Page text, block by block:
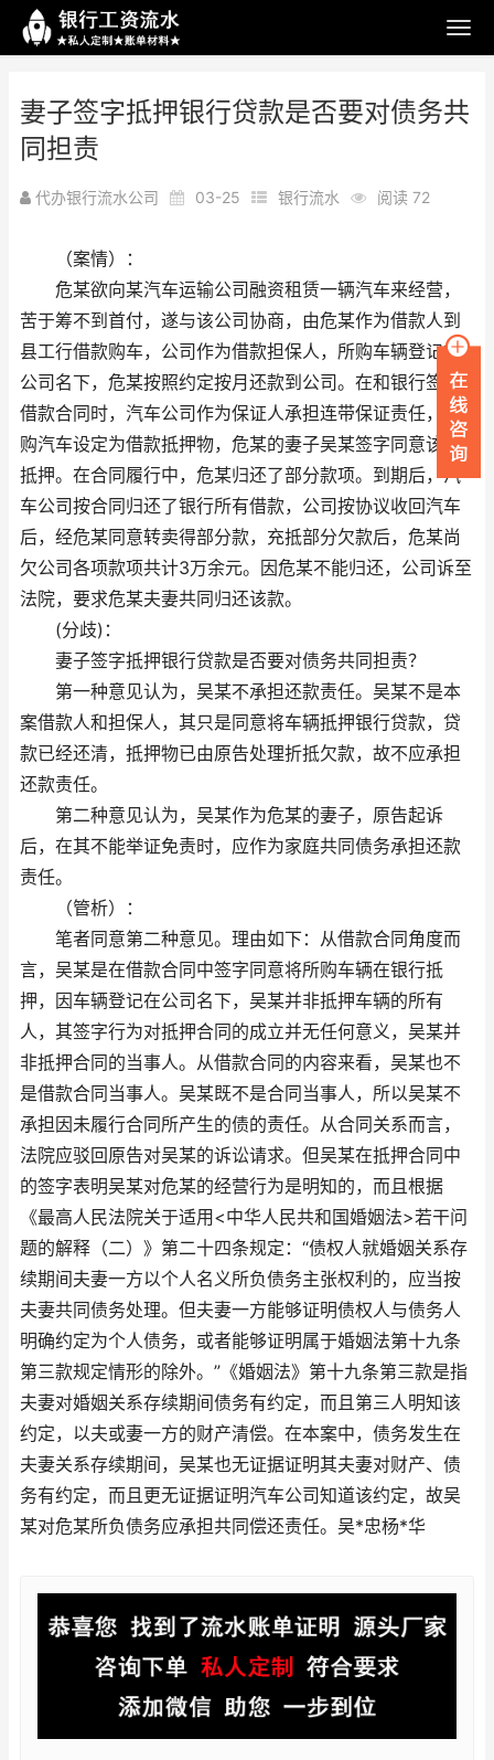
妻子签字抵押银行贷款是否要对债务共
同担责
代办银行流水公司 03-25 银行流水 阅读 72
（案情）：
危某欲向某汽车运输公司融资租赁一辆汽车来经营，
苦于筹不到首付，遂与该公司协商，由危某作为借款人到
县工行借款购车，公司作为借款担保人，所购车辆登记在
公司名下，危某按照约定按月还款到公司。在和银行签订
借款合同时，汽车公司作为保证人承担连带保证责任，所
购汽车设定为借款抵押物，危某的妻子吴某签字同意该车
抵押。在合同履行中，危某归还了部分款项。到期后，汽
车公司按合同归还了银行所有借款，公司按协议收回汽车
后，经危某同意转卖得部分款，充抵部分欠款后，危某尚
欠公司各项款项共计3万余元。因危某不能归还，公司诉至
法院，要求危某夫妻共同归还该款。
(分歧)：
妻子签字抵押银行贷款是否要对债务共同担责？
第一种意见认为，吴某不承担还款责任。吴某不是本
案借款人和担保人，其只是同意将车辆抵押银行贷款，贷
款已经还清，抵押物已由原告处理折抵欠款，故不应承担
还款责任。
第二种意见认为，吴某作为危某的妻子，原告起诉
后，在其不能举证免责时，应作为家庭共同债务承担还款
责任。
（管析）：
笔者同意第二种意见。理由如下：从借款合同角度而
言，吴某是在借款合同中签字同意将所购车辆在银行抵
押，因车辆登记在公司名下，吴某并非抵押车辆的所有
人，其签字行为对抵押合同的成立并无任何意义，吴某并
非抵押合同的当事人。从借款合同的内容来看，吴某也不
是借款合同当事人。吴某既不是合同当事人，所以吴某不
承担因未履行合同所产生的债的责任。从合同关系而言，
法院应驳回原告对吴某的诉讼请求。但吴某在抵押合同中
的签字表明吴某对危某的经营行为是明知的，而且根据
《最高人民法院关于适用<中华人民共和国婚姻法>若干问
题的解释（二）》第二十四条规定：“债权人就婚姻关系存
续期间夫妻一方以个人名义所负债务主张权利的，应当按
夫妻共同债务处理。但夫妻一方能够证明债权人与债务人
明确约定为个人债务，或者能够证明属于婚姻法第十九条
第三款规定情形的除外。”《婚姻法》第十九条第三款是指
夫妻对婚姻关系存续期间债务有约定，而且第三人明知该
约定，以夫或妻一方的财产清偿。在本案中，债务发生在
夫妻关系存续期间，吴某也无证据证明其夫妻对财产、债
务有约定，而且更无证据证明汽车公司知道该约定，故吴
某对危某所负债务应承担共同偿还责任。吴*忠杨*华